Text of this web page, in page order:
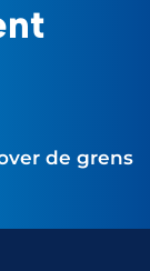
de grens